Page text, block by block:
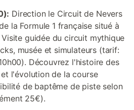
Direction le Circuit de Nevers
la Formule 1 française situé à
guidée du circuit mythique
musée et simulateurs (tarif:
Découvrez l'histoire des
l'évolution de la course
de baptême de piste selon
25€).